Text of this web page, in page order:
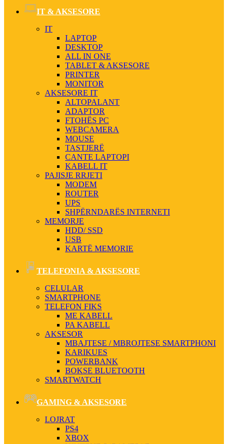
IT & AKSESORE
IT
LAPTOP
DESKTOP
ALL IN ONE
TABLET & AKSESORE
PRINTER
MONITOR
AKSESORE IT
ALTOPALANT
ADAPTOR
FTOHËS PC
WEBCAMERA
MOUSE
TASTJERË
CANTE LAPTOPI
KABELL IT
PAJISJE RRJETI
MODEM
ROUTER
UPS
SHPËRNDARËS INTERNETI
MEMORJE
HDD/ SSD
USB
KARTË MEMORIE
TELEFONIA & AKSESORE
CELULAR
SMARTPHONE
TELEFON FIKS
ME KABELL
PA KABELL
AKSESOR
MBAJTESE / MBROJTESE SMARTPHONI
KARIKUES
POWERBANK
BOKSE BLUETOOTH
SMARTWATCH
GAMING & AKSESORE
LOJRAT
PS4
XBOX